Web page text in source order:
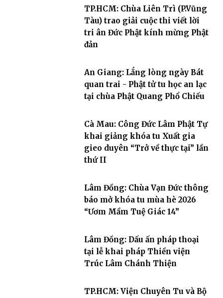
TP.HCM: Chùa Liên Trì (P.Vũng
Tàu) trao giải cuộc thi viết lời
tri ân Đức Phật kính mừng Phật
đản
An Giang: Lắng lòng ngày Bát
quan trai - Phật tử tu học an lạc
tại chùa Phật Quang Phổ Chiếu
Cà Mau: Công Đức Lâm Phật Tự
khai giảng khóa tu Xuất gia
gieo duyên “Trở về thực tại” lần
thứ II
Lâm Đồng: Chùa Vạn Đức thông
báo mở khóa tu mùa hè 2026
“Ươm Mầm Tuệ Giác 14”
Lâm Đồng: Dấu ấn pháp thoại
tại lễ khai pháp Thiền viện
Trúc Lâm Chánh Thiện
TP.HCM: Viện Chuyên Tu và Bộ